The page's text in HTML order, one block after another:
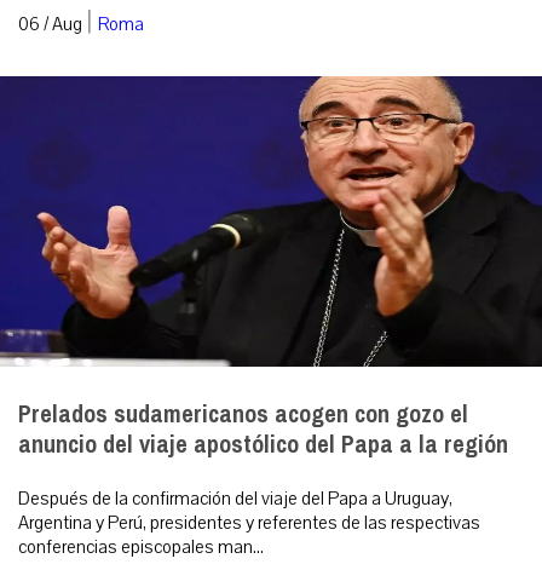
06 / Aug | Roma
Prelados sudamericanos acogen con gozo el
anuncio del viaje apostólico del Papa a la región
Después de la confirmación del viaje del Papa a Uruguay,
Argentina y Perú, presidentes y referentes de las respectivas
conferencias episcopales man...